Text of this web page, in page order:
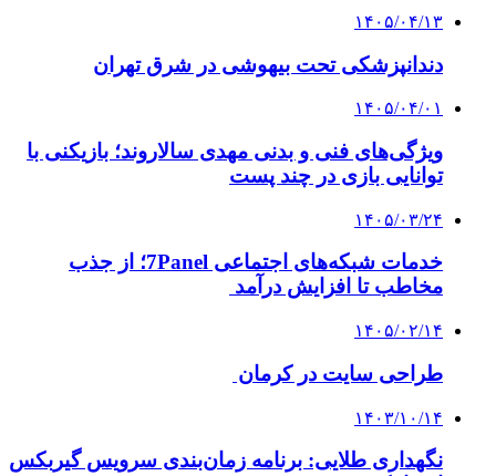
۱۴۰۵/۰۴/۱۳
دندانپزشکی تحت بیهوشی در شرق تهران
۱۴۰۵/۰۴/۰۱
ویژگی‌های فنی و بدنی مهدی سالاروند؛ بازیکنی با
توانایی بازی در چند پست
۱۴۰۵/۰۳/۲۴
خدمات شبکه‌های اجتماعی 7Panel؛ از جذب
مخاطب تا افزایش درآمد
۱۴۰۵/۰۲/۱۴
طراحی سایت در کرمان
۱۴۰۳/۱۰/۱۴
نگهداری طلایی: برنامه زمان‌بندی سرویس گیربکس